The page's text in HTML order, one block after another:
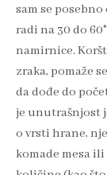
sam se
radi na 30 do
namirnice.
zraka, pomaže
da dođe do
je unutrašnjost
o vrsti hrane,
komade mesa